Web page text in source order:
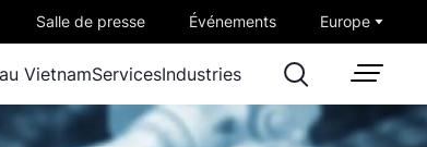
Salle de presse Événements Europe
VietnamServicesIndustries